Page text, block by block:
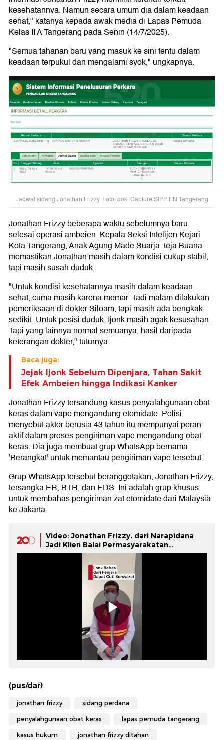
kesehatannya. Namun secara umum dia dalam keadaan
sehat," katanya kepada awak media di Lapas Pemuda
Kelas II A Tangerang pada Senin (14/7/2025).
"Semua tahanan baru yang masuk ke sini tentu dalam
keadaan terpukul dan mengalami syok," ungkapnya.
Jadwal sidang Jonathan Frizzy. Foto: dok. Capture SIPP PN Tangerang
Jonathan Frizzy beberapa waktu sebelumnya baru
selesai operasi ambeien. Kepala Seksi Intelijen Kejari
Kota Tangerang, Anak Agung Made Suarja Teja Buana
memastikan Jonathan masih dalam kondisi cukup stabil,
tapi masih susah duduk.
"Untuk kondisi kesehatannya masih dalam keadaan
sehat, cuma masih karena memar. Tadi malam dilakukan
pemeriksaan di dokter Siloam, tapi masih ada bengkak
sedikit. Untuk posisi duduk, Ijonk masih agak kesusahan.
Tapi yang lainnya normal semuanya, hasil daripada
keterangan dokter," tuturnya.
Baca juga:
Jejak Ijonk Sebelum Dipenjara, Tahan Sakit
Efek Ambeien hingga Indikasi Kanker
Jonathan Frizzy tersandung kasus penyalahgunaan obat
keras dalam vape mengandung etomidate. Polisi
menyebut aktor berusia 43 tahun itu mempunyai peran
aktif dalam proses pengiriman vape mengandung obat
keras. Dia juga membuat grup WhatsApp bernama
'Berangkat' untuk memantau pengiriman vape tersebut.
Grup WhatsApp tersebut beranggotakan, Jonathan Frizzy,
tersangka ER, BTR, dan EDS. Ini adalah grup khusus
untuk membahas pengiriman zat etomidate dari Malaysia
ke Jakarta.
Video: Jonathan Frizzy, dari Narapidana
Jadi Klien Balai Permasyarakatan
Tangerang
(pus/dar)
jonathan frizzy sidang perdana
penyalahgunaan obat keras lapas pemuda tangerang
kasus hukum jonathan frizzy ditahan